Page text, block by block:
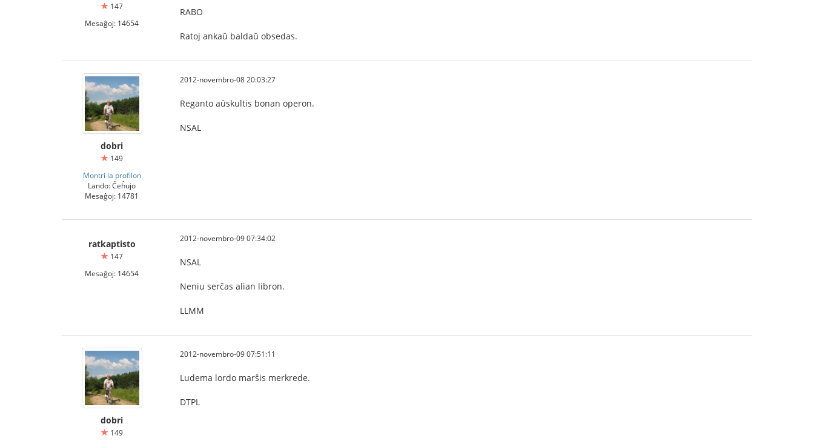
147
Mesaĝoj: 14654
RABO
Ratoj ankaŭ baldaŭ obsedas.
dobri
149
Montri la profilon
Lando: Ĉeĥujo
Mesaĝoj: 14781
2012-novembro-08 20:03:27
Reganto aŭskultis bonan operon.
NSAL
ratkaptisto
147
Mesaĝoj: 14654
2012-novembro-09 07:34:02
NSAL
Neniu serĉas alian libron.
LLMM
dobri
149
2012-novembro-09 07:51:11
Ludema lordo marŝis merkrede.
DTPL